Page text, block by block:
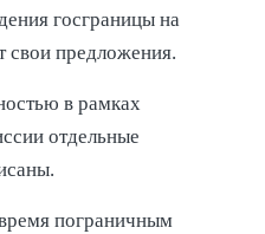
госграницы на
свои предложения.
в рамках
отдельные
пограничным